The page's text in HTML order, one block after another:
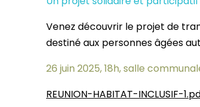
Venez découvrir le projet de
destiné aux personnes âgées
26 juin 2025, 18h, salle
REUNION-HABITAT-INCLUSIF-